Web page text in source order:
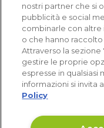
nostri partner che si
pubblicità e social
combinarle con altre
o che hanno raccolto
Attraverso la
gestire le proprie
espresse in
informazioni si invita
Policy